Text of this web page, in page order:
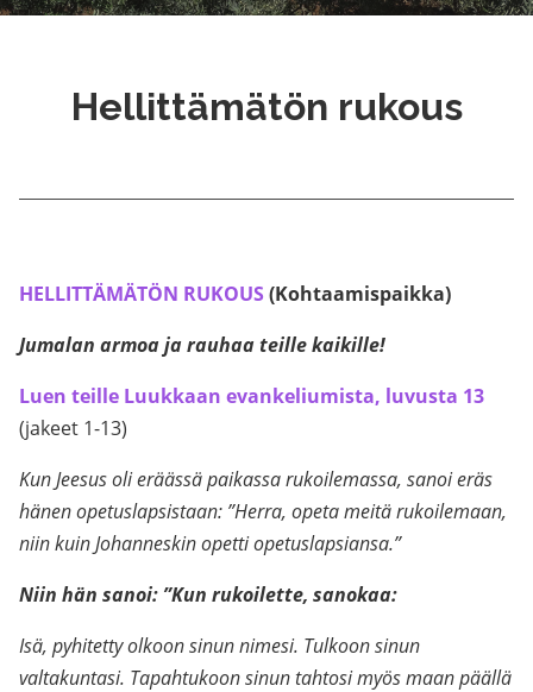
Hellittämätön rukous
HELLITTÄMÄTÖN RUKOUS(Kohtaamispaikka)
Jumalan armoa ja rauhaa teille kaikille!
Luen teille Luukkaan evankeliumista, luvusta 13
(jakeet 1-13)
Kun Jeesus oli eräässä paikassa rukoilemassa, sanoi eräs
hänen opetuslapsistaan: ”Herra, opeta meitä rukoilemaan,
niin kuin Johanneskin opetti opetuslapsiansa.”
Niin hän sanoi: ”Kun rukoilette, sanokaa:
Isä, pyhitetty olkoon sinun nimesi. Tulkoon sinun
valtakuntasi. Tapahtukoon sinun tahtosi myös maan päällä